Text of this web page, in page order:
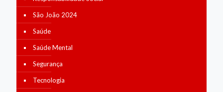
São João 2024
Saúde
Saúde Mental
Segurança
Tecnologia